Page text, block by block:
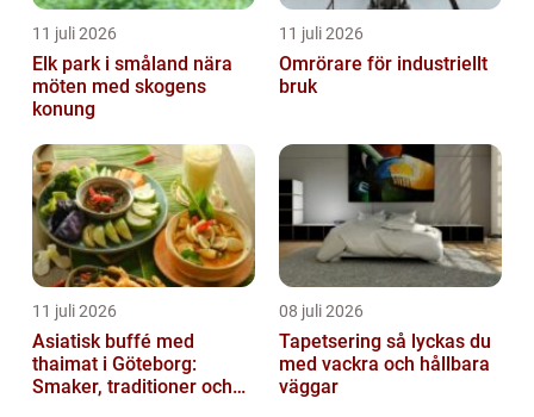
11 juli 2026
Elk park i småland nära
möten med skogens
konung
11 juli 2026
Omrörare för industriellt
bruk
11 juli 2026
Asiatisk buffé med
thaimat i Göteborg:
Smaker, traditioner och
08 juli 2026
Tapetsering så lyckas du
med vackra och hållbara
väggar